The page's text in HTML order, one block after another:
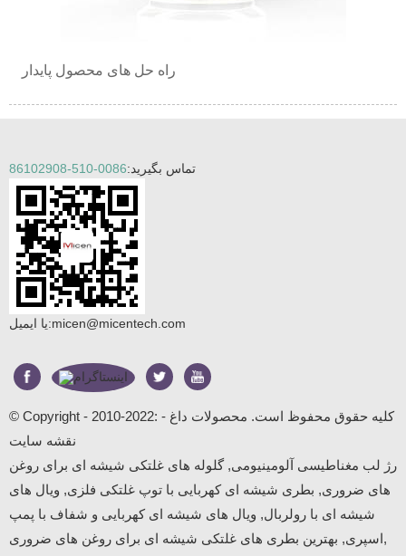
راه حل های محصول پایدار
تماس بگیرید:0086-510-86102908
یا ایمیل:micen@micentech.com
© Copyright - 2010-2022: کلیه حقوق محفوظ است. محصولات داغ -
نقشه سایت
رژ لب مغناطیسی آلومینیومی,گلوله های غلتکی شیشه ای برای روغن
های ضروری, بطری شیشه ای کهربایی با توپ غلتکی فلزی, ویال های
شیشه ای با رولربال, ویال های شیشه ای کهربایی و شفاف با پمپ
اسپری, بهترین بطری های غلتکی شیشه ای برای روغن های ضروری ,